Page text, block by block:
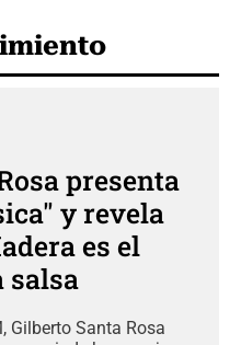
presenta
y revela
es el
salsa
Gilberto Santa Rosa